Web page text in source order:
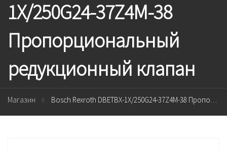
1X/250G24-37Z4M-38
Пропорциональный
редукционный клапан
Магазин Bosch Rexroth DBETBX-1X/250G24-37Z4M-38 Пропорциональный редукционный клапан